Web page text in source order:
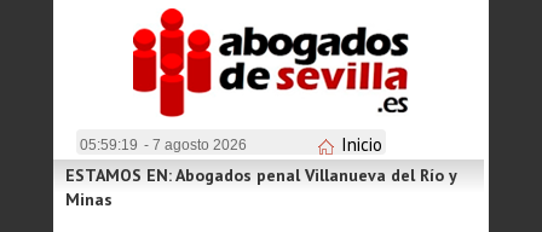
05:59:20 - 7 agosto 2026 Inicio
ESTAMOS EN: Abogados penal Villanueva del Río y
Minas